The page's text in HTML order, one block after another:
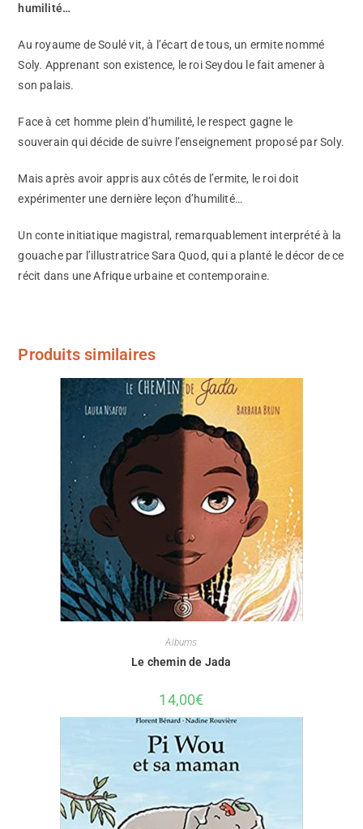
humilité…
Au royaume de Soulé vit, à l’écart de tous, un ermite nommé
Soly. Apprenant son existence, le roi Seydou le fait amener à
son palais.
Face à cet homme plein d’humilité, le respect gagne le
souverain qui décide de suivre l’enseignement proposé par Soly.
Mais après avoir appris aux côtés de l’ermite, le roi doit
expérimenter une dernière leçon d’humilité…
Un conte initiatique magistral, remarquablement interprété à la
gouache par l’illustratrice Sara Quod, qui a planté le décor de ce
récit dans une Afrique urbaine et contemporaine.
Produits similaires
Albums
Le chemin de Jada
14,00€